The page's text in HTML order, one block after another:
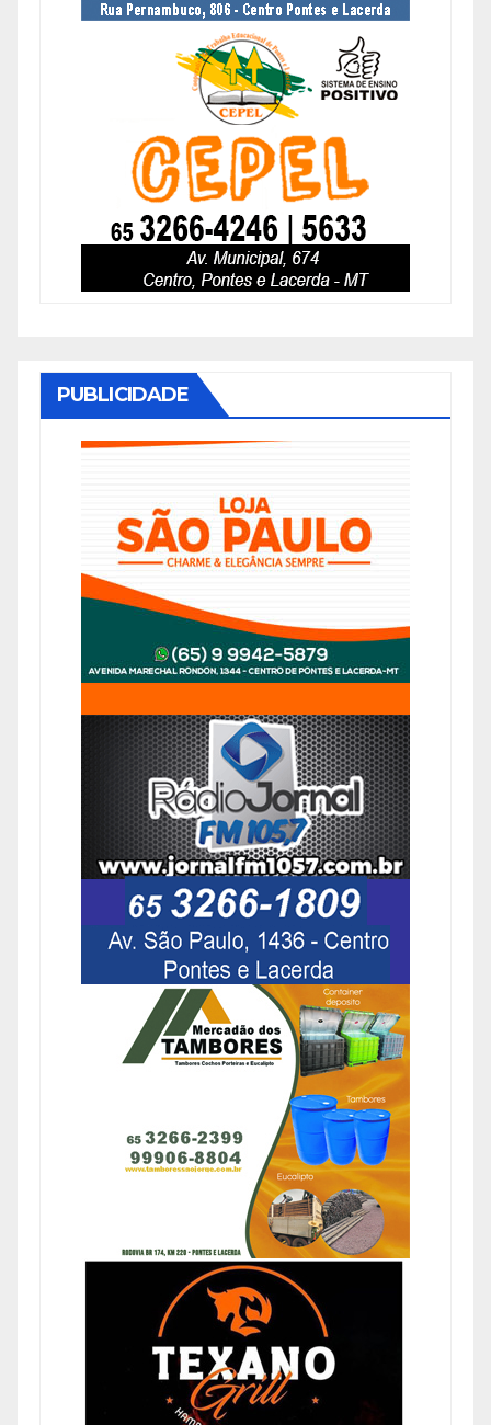
PUBLICIDADE